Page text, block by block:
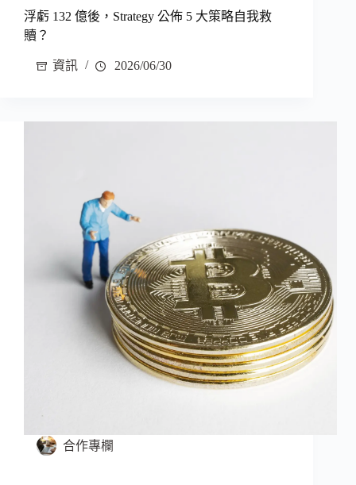
浮虧 132 億後，Strategy 公佈 5 大策略自我救
贖？
資訊 2026/06/30
合作專欄